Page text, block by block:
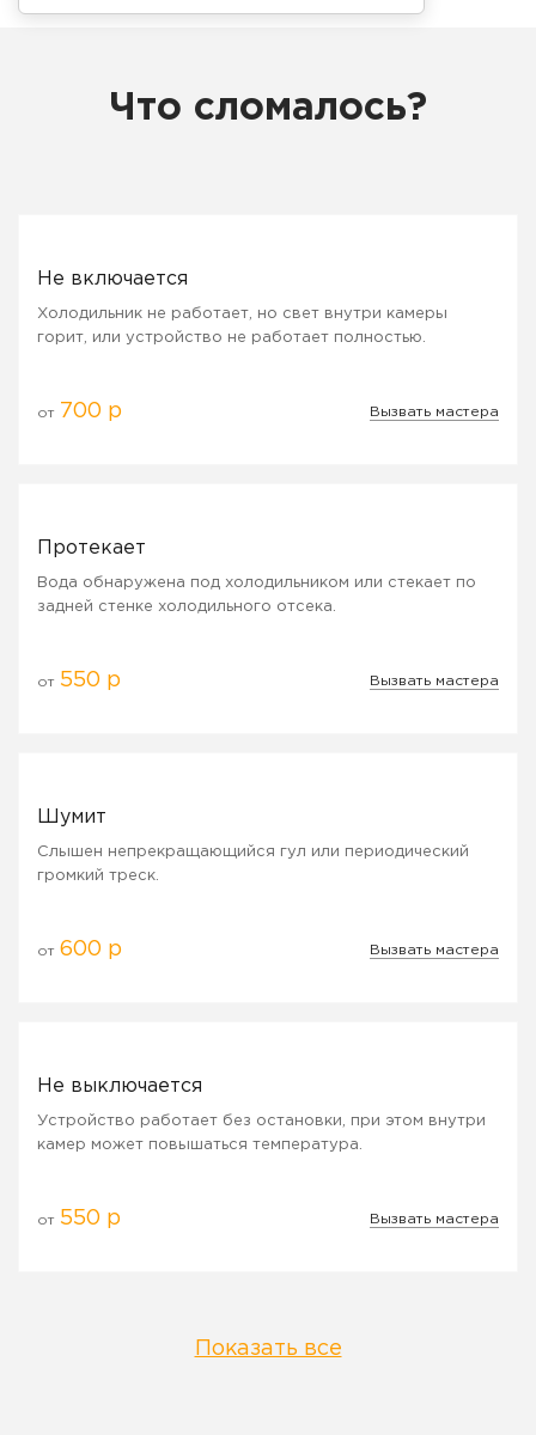
Что сломалось?
Не включается
Холодильник не работает, но свет внутри камеры
горит, или устройство не работает полностью.
от 700 р Вызвать мастера
Протекает
Вода обнаружена под холодильником или стекает по
задней стенке холодильного отсека.
от 550 р Вызвать мастера
Шумит
Слышен непрекращающийся гул или периодический
громкий треск.
от 600 р Вызвать мастера
Не выключается
Устройство работает без остановки, при этом внутри
камер может повышаться температура.
от 550 р Вызвать мастера
Показать все